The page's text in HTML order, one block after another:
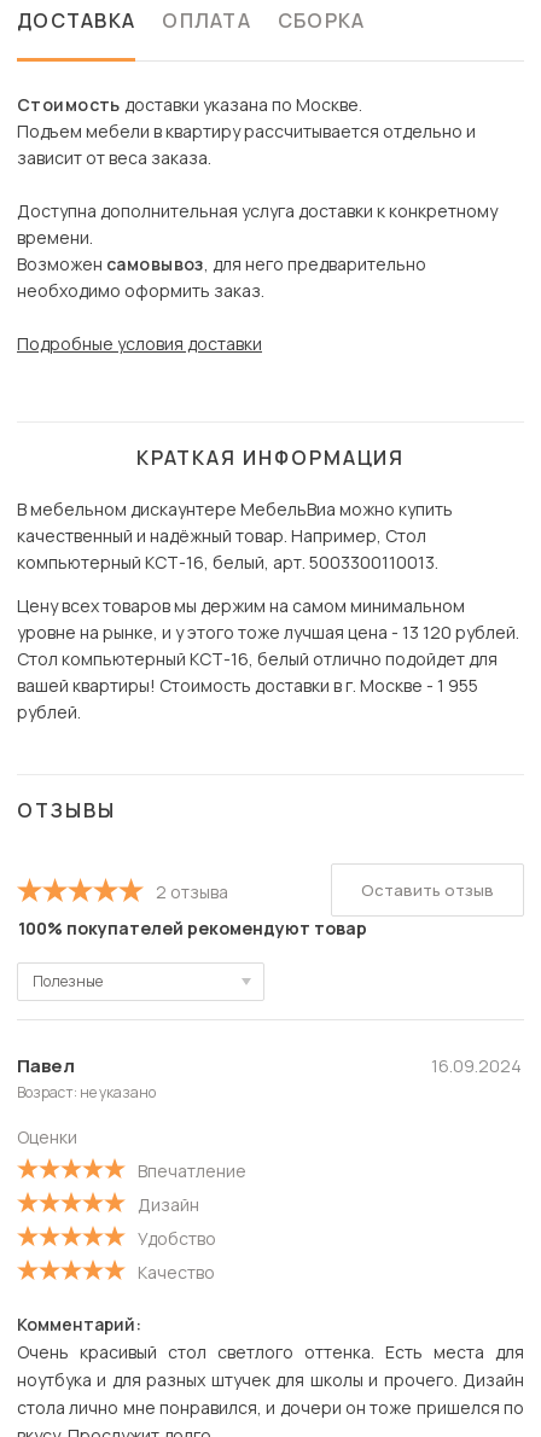
ДОСТАВКА ОПЛАТА СБОРКА
Стоимость доставки указана по Москве.
Подъем мебели в квартиру рассчитывается отдельно и
зависит от веса заказа.
Доступна дополнительная услуга доставки к конкретному
времени.
Возможен самовывоз, для него предварительно
необходимо оформить заказ.
Подробные условия доставки
КРАТКАЯ ИНФОРМАЦИЯ
В мебельном дискаунтере МебельВиа можно купить
качественный и надёжный товар. Например, Стол
компьютерный КСТ-16, белый, арт. 5003300110013.
Цену всех товаров мы держим на самом минимальном
уровне на рынке, и у этого тоже лучшая цена - 13 120 рублей.
Стол компьютерный КСТ-16, белый отлично подойдет для
вашей квартиры! Стоимость доставки в г. Москве - 1 955
рублей.
ОТЗЫВЫ
2 отзыва
100% покупателей рекомендуют товар
Полезные
Полезные
Новые
Старые
С высокой оценкой
С низкой оценкой
Павел
Возраст: не указано
Оценки
Впечатление
Дизайн
Удобство
Качество
16.09.2024
Комментарий:
Очень красивый стол светлого оттенка. Есть места для
ноутбука и для разных штучек для школы и прочего. Дизайн
стола лично мне понравился, и дочери он тоже пришелся по
Оставить отзыв